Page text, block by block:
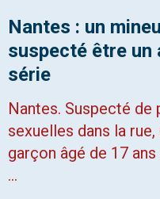
Nantes : un
suspecté être un
série
Nantes. Suspecté de
sexuelles dans la
garçon âgé de 17
…